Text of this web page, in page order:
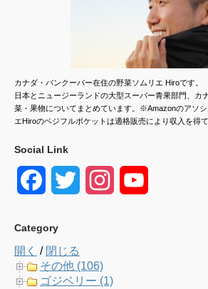
カナダ・バンクーバー在住の野菜ソムリエ Hiroです。
日本とニュージーランドの大型スーパー青果部門、カ
菜・果物についてまとめています。※Amazonのアソ
エHiroのベジフルポケットは適格販売により収入を得て
Social Link
e t
Category
開く / 閉じる
その他 (106)
ゴジベリー (1)